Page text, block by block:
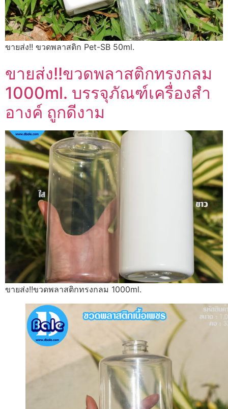
ขายส่ง!! ขวดพลาสติก Pet-SB 50ml.
ขายส่ง!!ขวดพลาสติกทรงกลม
1000ml. บรรจุภัณฑ์เครื่องสำ
อางค์ ถูกดีงาม
ขายส่ง!!ขวดพลาสติกทรงกลม 1000ml.